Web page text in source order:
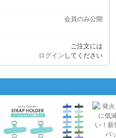
会員のみ公開
ご注文には
ログイン してください